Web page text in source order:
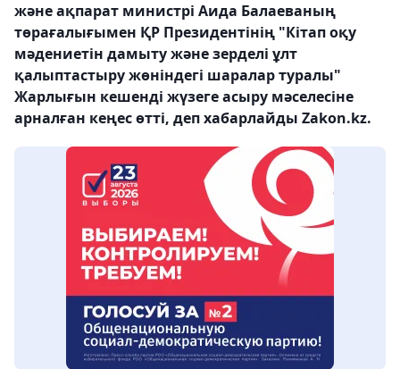
және ақпарат министрі Аида Балаеваның
төрағалығымен ҚР Президентінің "Кітап оқу
мәдениетін дамыту және зерделі ұлт
қалыптастыру жөніндегі шаралар туралы"
Жарлығын кешенді жүзеге асыру мәселесіне
арналған кеңес өтті, деп хабарлайды Zakon.kz.